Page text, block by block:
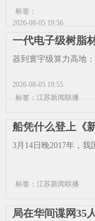
2026-08-05 19:56
2026-08-05 19:55
标签：
一代电子级树脂
器到寰宇级算力高地
标签：江苏新闻联播
船凭什么登上《
3月14日晚2017年，
标签：江苏新闻联播
局在华间谍网35